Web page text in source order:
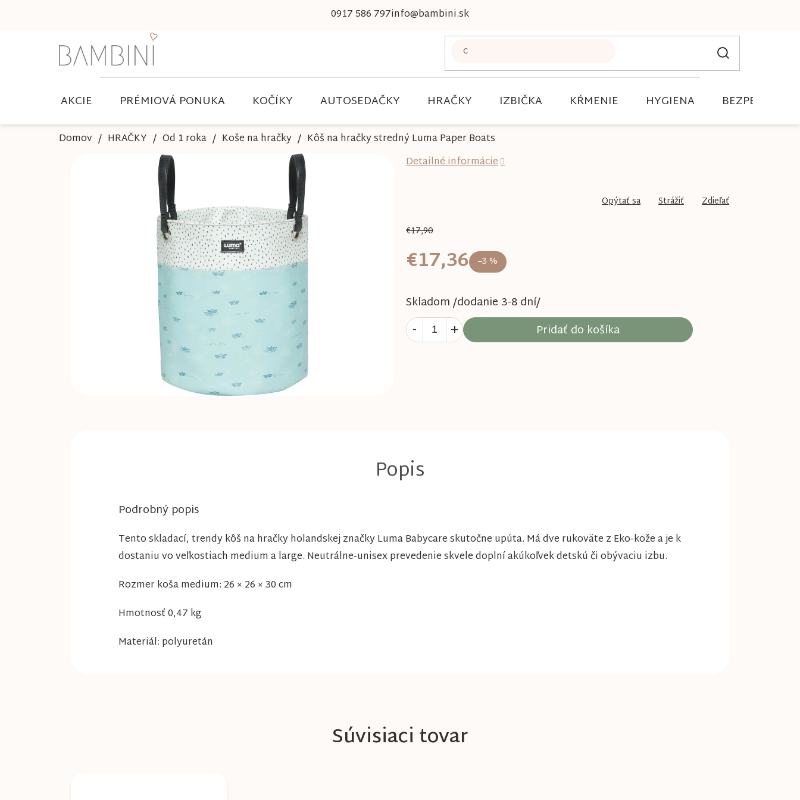
0917 586 797info@bambini.sk
AKCIE PRÉMIOVÁ PONUKA KOČÍKY AUTOSEDAČKY HRAČKY IZBIČKA KŔMENIE HYGIENA BEZPEČNOSŤ
Domov HRAČKY Od 1 roka Koše na hračky Kôš na hračky stredný Luma Paper Boats
€17,90
–3 %
€17,36
Skladom /dodanie 3-8 dní/
Pridať do košíka
Detailné informácie
Opýtať sa Strážiť Zdieľať
Súvisiaci tovar
Podrobný popis
Tento skladací, trendy kôš na hračky holandskej značky Luma Babycare skutočne upúta. Má dve rukoväte z Eko-kože a je k
dostaniu vo veľkostiach medium a large. Neutrálne-unisex prevedenie skvele doplní akúkoľvek detskú či obývaciu izbu.
Rozmer koša medium: 26 × 26 × 30 cm
Hmotnosť 0,47 kg
Materiál: polyuretán